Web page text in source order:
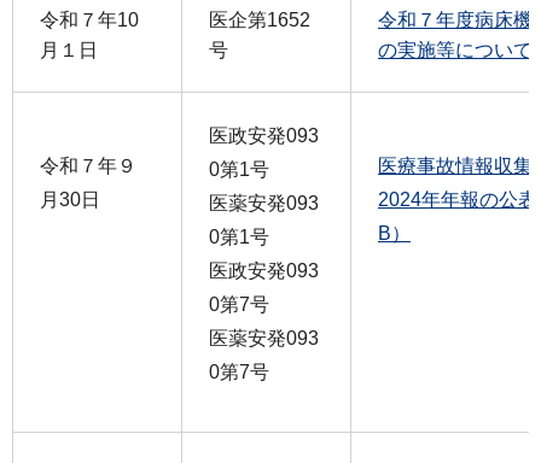
令和７年10
月１日
医企第1652
号
令和７年度病床機
の実施等について
令和７年９
月30日
医政安発093
0第1号
医薬安発093
0第1号
医政安発093
0第7号
医薬安発093
0第7号
医療事故情報収集
2024年年報の公
B）